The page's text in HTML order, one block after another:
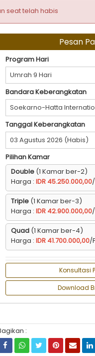
seat telah habis
Pesan
Program Hari
Umrah 9 Hari
Bandara Keberangkatan
Soekarno-Hatta
(CGK)
Tanggal Keberangkatan
03 Agustus 2026 (Habis)
Pilihan Kamar
Double (1 Kamar ber-2)
Harga : IDR 45.250.000,00
Triple (1 Kamar ber-3)
Harga : IDR 42.900.000,00
Quad (1 Kamar ber-4)
Harga : IDR 41.700.000,00/
Konsultasi
Download
: